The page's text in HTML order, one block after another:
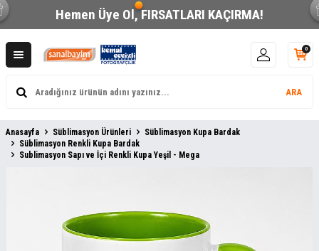
Hemen Üye Ol,FIRSATLARI KAÇIRMA!
ARA
0
Anasayfa Süblimasyon Ürünleri
Süblimasyon Kupa Bardak
Süblimasyon Renkli Kupa Bardak
Sublimasyon Sapı ve İçi Renkli Kupa Yeşil - Mega